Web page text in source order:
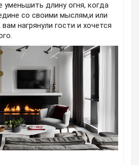
длину огня, когда
со своими мыслям,и или
нагрянули гости и хочется